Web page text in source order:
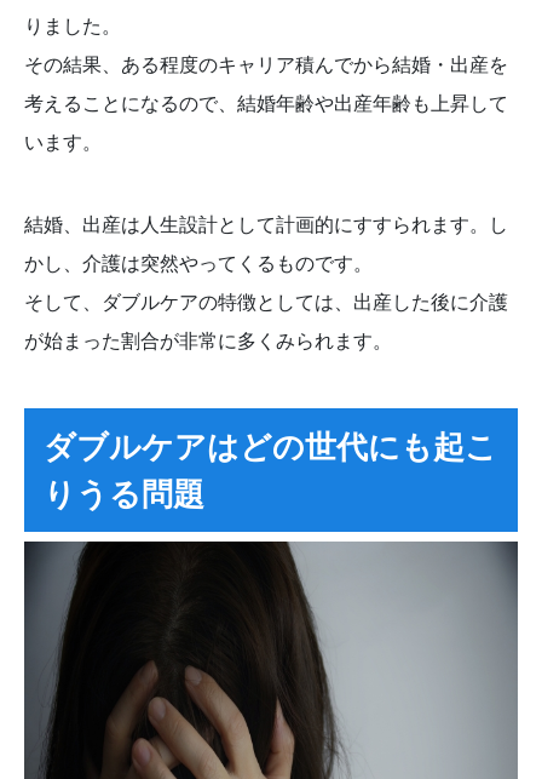
りました。
その結果、ある程度のキャリア積んでから結婚・出産を
考えることになるので、結婚年齢や出産年齢も上昇して
います。
結婚、出産は人生設計として計画的にすすられます。し
かし、介護は突然やってくるものです。
そして、ダブルケアの特徴としては、出産した後に介護
が始まった割合が非常に多くみられます。
ダブルケアはどの世代にも起こ
りうる問題